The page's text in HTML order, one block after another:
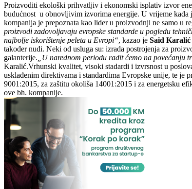
Proizvoditi ekološki prihvatljiv i ekonomski isplativ izvor
budućnost u obnovljivim izvorima energije. U vrijeme kada
kompanija je prepoznata kao lider u proizvodnji ne samo u
proizvodi zadovoljavaju evropske standarde u pogledu
najbolje iskorištenje peleta u Evropi“, kazao je Said Karalić
također nudi. Neki od usluga su: izrada postrojenja za
galanterije. „U narednom periodu radit ćemo na
Karalić.Vrhunski kvalitet, visoki stadardi i izvrsnost u
usklađenim direktivama i standardima Evropske unije, te je
9001:2015, za zaštitu okoliša 14001:2015 i za energetsku
ove bh. kompanije.